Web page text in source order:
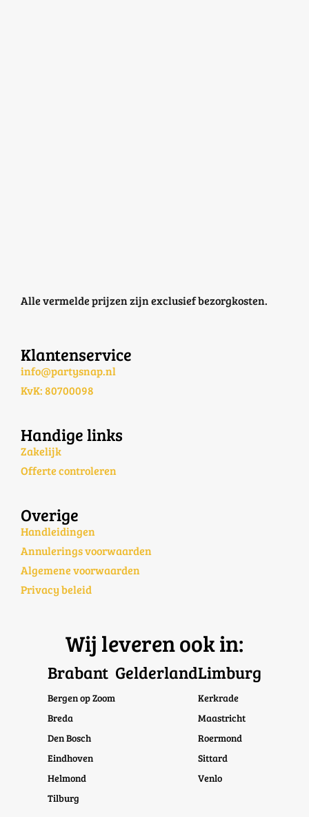
Alle vermelde prijzen zijn exclusief bezorgkosten.
Klantenservice
info@partysnap.nl
KvK: 80700098
Handige links
Zakelijk
Offerte controleren
Overige
Handleidingen
Annulerings voorwaarden
Algemene voorwaarden
Privacy beleid
Wij leveren ook in:
Brabant
Bergen op Zoom
Breda
Den Bosch
Eindhoven
Helmond
Tilburg
GelderlandLimburg
Kerkrade
Maastricht
Roermond
Sittard
Venlo